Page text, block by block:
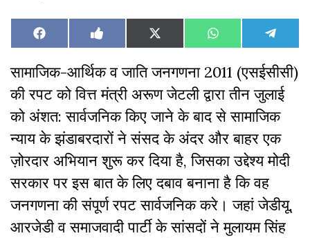
Share
on
Facebook Share
on
Like
on
Facebook
Share
on
X
(Twitter)
Share
on
WhatsAppShare
on
सामाजिक-आर्थिक व जाति जनगणना 2011 (एसईसीसी)
की रपट को वित्त मंत्री अरूण जेटली द्वारा तीन जुलाई
को अंशत: सार्वजनिक किए जाने के बाद से सामाजिक
न्याय के झंडाबरदारों ने संसद के अंदर और बाहर एक
ज़ोरदार अभियान शुरू कर दिया है, जिसका उद्देश्य मोदी
सरकार पर इस बात के लिए दबाव बनाना है कि वह
जनगणना की संपूर्ण रपट सार्वजनिक करे। जहां जेडीयू,
आरजेडी व समाजवादी पार्टी के सांसदों ने मुलायम सिंह